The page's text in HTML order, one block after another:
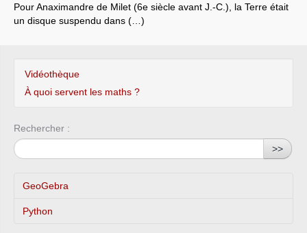
Pour Anaximandre de Milet (6e siècle avant J.-C.), la Terre était
un disque suspendu dans (…)
Vidéothèque
À quoi servent les maths ?
Rechercher :
>>
GeoGebra
Python